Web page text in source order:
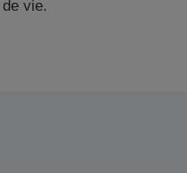
de vie.